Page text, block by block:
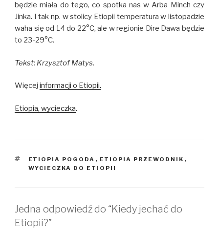
będzie miała do tego, co spotka nas w Arba Minch czy
Jinka. I tak np. w stolicy Etiopii temperatura w listopadzie
waha się od 14 do 22°C, ale w regionie Dire Dawa będzie
to 23-29°C.
Tekst: Krzysztof Matys.
Więcej informacji o Etiopii.
Etiopia, wycieczka.
TAGI
ETIOPIA POGODA , ETIOPIA PRZEWODNIK ,
WYCIECZKA DO ETIOPII
Jedna odpowiedź do “Kiedy jechać do
Etiopii?”